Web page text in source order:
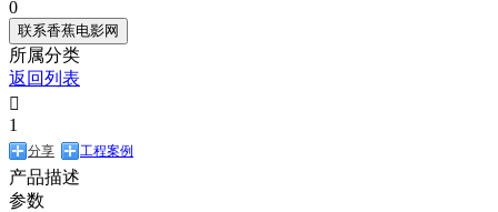
0
联系香蕉电影网
所属分类
返回列表

1
分享 工程案例
产品描述
参数